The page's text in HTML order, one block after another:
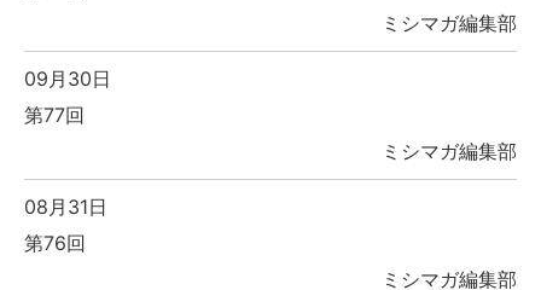
ミシマガ編集部
09月30日
第77回
ミシマガ編集部
08月31日
第76回
ミシマガ編集部